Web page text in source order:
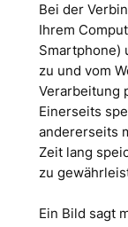
Bei der
Ihrem
Smartphone)
zu und vom
Verarbeitung
Einerseits
andererseits
Zeit lang
zu
Ein Bild sagt